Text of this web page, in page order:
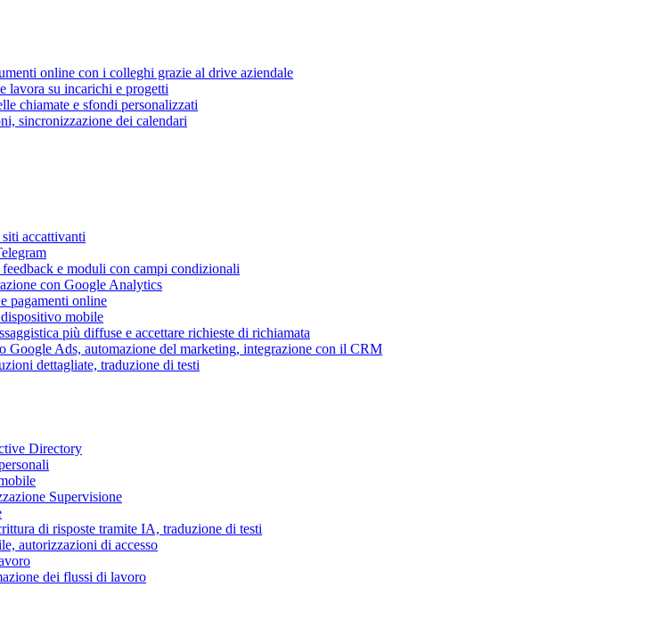
online con i colleghi grazie al drive aziendale
lavora su incarichi e progetti
chiamate e sfondi personalizzati
sincronizzazione dei calendari
accattivanti
e moduli con campi condizionali
con Google Analytics
pagamenti online
mobile
più diffuse e accettare richieste di richiamata
Google Ads, automazione del marketing, integrazione con il CRM
dettagliate, traduzione di testi
Directory
Supervisione
di risposte tramite IA, traduzione di testi
autorizzazioni di accesso
dei flussi di lavoro